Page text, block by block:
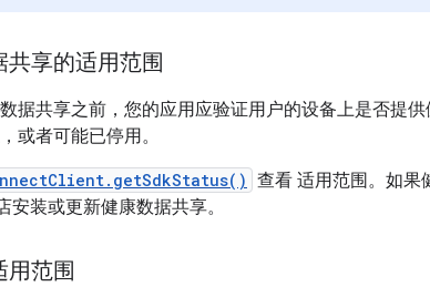
共享的适用范围
据共享之前，您的应用应验证用户的设备上是否提
或者可能已停用。
查看 适用范围。如果
安装或更新健康数据共享。
用范围